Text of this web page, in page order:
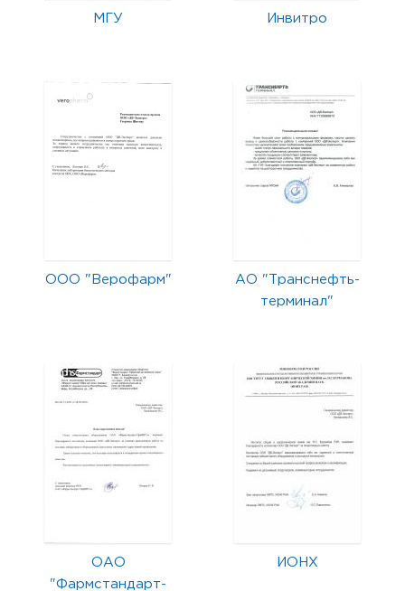
МГУ Инвитро
ООО "Верофарм"
АО "Транснефть-
терминал"
ОАО
"Фармстандарт-
ИОНХ